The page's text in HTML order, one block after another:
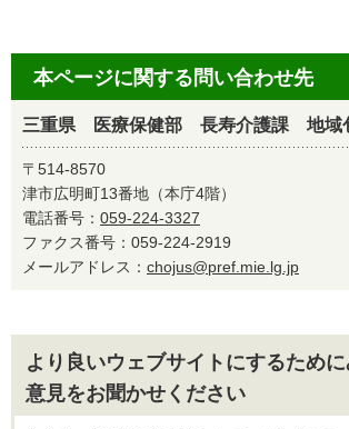
本ページに関する問い合わせ先
三重県 医療保健部 長寿介護課 地域
〒514-8570
津市広明町13番地（本庁4階）
電話番号： 059-224-3327
ファクス番号：059-224-2919
メールアドレス： chojus@pref.mie.lg.jp
より良いウェブサイトにするため
意見をお聞かせください